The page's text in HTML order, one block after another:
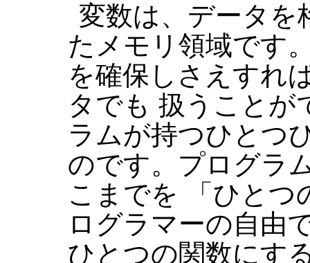
変数は、データを
たメモリ領域です
を確保しさえすれ
タでも 扱うことが
ラムが持つひとつ
のです。プログラ
こまでを 「ひとつ
ログラマーの自由
ひとつの関数にす